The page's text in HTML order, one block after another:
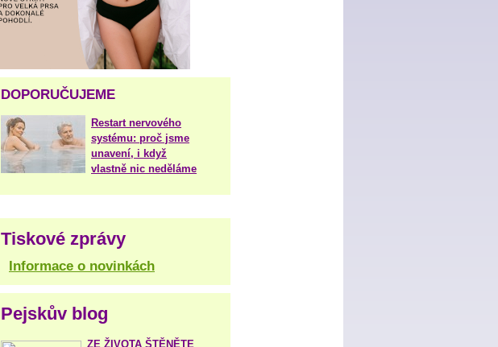
DOPORUČUJEME
Restart nervového
systému: proč jsme
unavení, i když
vlastně nic neděláme
Tiskové zprávy
Informace o novinkách
Pejskův blog
ZE ŽIVOTA ŠTĚNĚTE